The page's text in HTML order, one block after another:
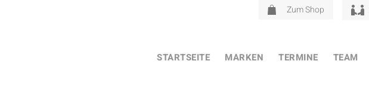
Zum Shop
STARTSEITE MARKEN TERMINE TEAM